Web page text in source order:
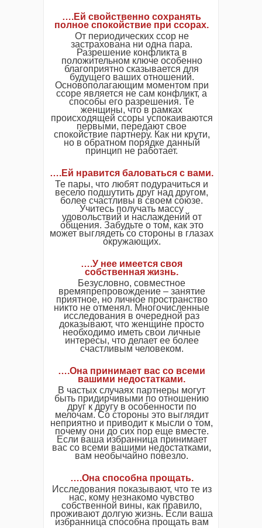
….Ей свойственно сохранять
полное спокойствие при ссорах.
От периодических ссор не
застрахована ни одна пара.
Разрешение конфликта в
положительном ключе особенно
благоприятно сказывается для
будущего ваших отношений.
Основополагающим моментом при
ссоре является не сам конфликт, а
способы его разрешения. Те
женщины, что в рамках
происходящей ссоры успокаиваются
первыми, передают свое
спокойствие партнеру. Как ни крути,
но в обратном порядке данный
принцип не работает.
….Ей нравится баловаться с вами.
Те пары, что любят подурачиться и
весело подшутить друг над другом,
более счастливы в своем союзе.
Учитесь получать массу
удовольствий и наслаждений от
общения. Забудьте о том, как это
может выглядеть со стороны в глазах
окружающих.
….У нее имеется своя
собственная жизнь.
Безусловно, совместное
времяпрепровождение – занятие
приятное, но личное пространство
никто не отменял. Многочисленные
исследования в очередной раз
доказывают, что женщине просто
необходимо иметь свои личные
интересы, что делает ее более
счастливым человеком.
….Она принимает вас со всеми
вашими недостатками.
В частых случаях партнеры могут
быть придирчивыми по отношению
друг к другу в особенности по
мелочам. Со стороны это выглядит
неприятно и приводит к мысли о том,
почему они до сих пор еще вместе.
Если ваша избранница принимает
вас со всеми вашими недостатками,
вам необычайно повезло.
….Она способна прощать.
Исследования показывают, что те из
нас, кому незнакомо чувство
собственной вины, как правило,
проживают долгую жизнь. Если ваша
избранница способна прощать вам